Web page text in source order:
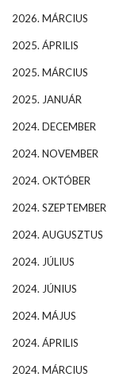
2026. MÁRCIUS
2025. ÁPRILIS
2025. MÁRCIUS
2025. JANUÁR
2024. DECEMBER
2024. NOVEMBER
2024. OKTÓBER
2024. SZEPTEMBER
2024. AUGUSZTUS
2024. JÚLIUS
2024. JÚNIUS
2024. MÁJUS
2024. ÁPRILIS
2024. MÁRCIUS